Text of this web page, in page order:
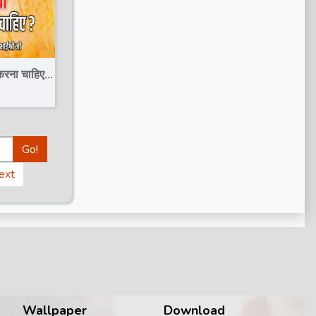
चाहिए ?
Go!
Wallpaper Download